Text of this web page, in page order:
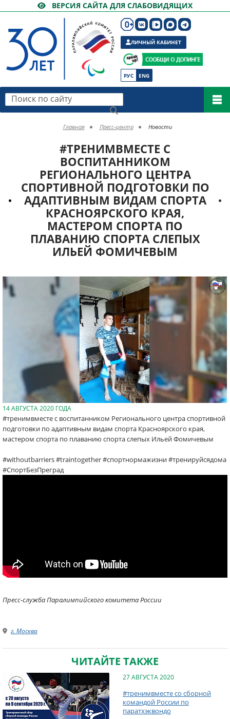
ВЕРСИЯ САЙТА ДЛЯ СЛАБОВИДЯЩИХ
РУС ENG
ЛИЧНЫЙ КАБИНЕТ
Поиск по сайту
Главная Пресс-центр Новости
#ТРЕНИМВМЕСТЕ С
ВОСПИТАННИКОМ
РЕГИОНАЛЬНОГО ЦЕНТРА
СПОРТИВНОЙ ПОДГОТОВКИ ПО
АДАПТИВНЫМ ВИДАМ СПОРТА
КРАСНОЯРСКОГО КРАЯ,
МАСТЕРОМ СПОРТА ПО
ПЛАВАНИЮ СПОРТА СЛЕПЫХ
ИЛЬЕЙ ФОМИЧЕВЫМ
14 АВГУСТА 2020 ГОДА
#тренимвместе с воспитанником Регионального центра спортивной
подготовки по адаптивным видам спорта Красноярского края,
мастером спорта по плаванию спорта слепых Ильей Фомичевым
#withoutbarriers #traintogether #спортнормажизни #тренируйсядома
#СпортБезПреград
Пресс-служба Паралимпийского комитета России
г. Москва
ЧИТАЙТЕ ТАКЖЕ
27 АВГУСТА 2020
#тренимвместе со сборной
командой России по
паратхэквондо